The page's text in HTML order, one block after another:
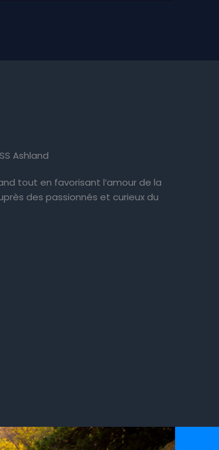
Ashland
tout en favorisant l’amour de la
des passionnés et curieux du